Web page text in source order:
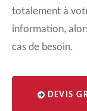
totalement à
information,
cas de besoin.
DEVIS